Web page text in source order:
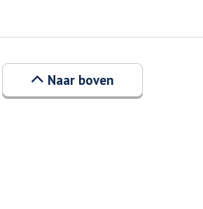
Naar boven